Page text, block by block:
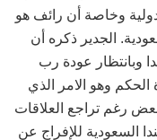
وخاصة أن رائف هو
الجدير ذكره أن
وبانتظار عودة رب
وهو الامر الذي
رغم تراجع العلاقات
منذ ٢٠١٨ إثر دعوة كندا السعودية للإفراج عن